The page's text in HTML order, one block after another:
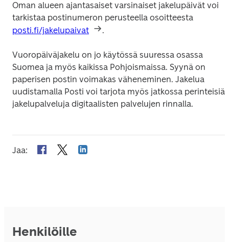
Oman alueen ajantasaiset varsinaiset jakelupäivät voi
posti.fi/jakelupaivat
.
Vuoropäiväjakelu on jo käytössä suuressa osassa
Suomea ja myös kaikissa Pohjoismaissa. Syynä on
paperisen postin voimakas väheneminen. Jakelua
uudistamalla Posti voi tarjota myös jatkossa perinteisiä
jakelupalveluja digitaalisten palvelujen rinnalla.
Jaa:
Henkilöille